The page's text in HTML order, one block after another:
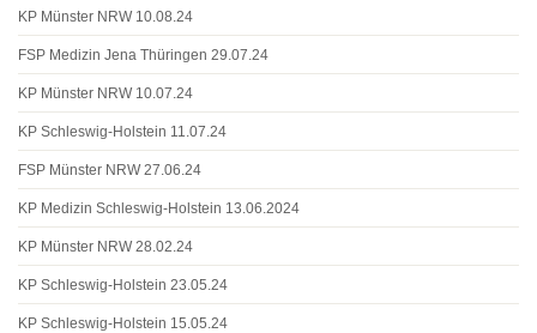
KP Münster NRW 10.08.24
FSP Medizin Jena Thüringen 29.07.24
KP Münster NRW 10.07.24
KP Schleswig-Holstein 11.07.24
FSP Münster NRW 27.06.24
KP Medizin Schleswig-Holstein 13.06.2024
KP Münster NRW 28.02.24
KP Schleswig-Holstein 23.05.24
KP Schleswig-Holstein 15.05.24